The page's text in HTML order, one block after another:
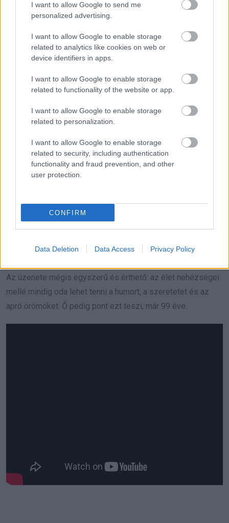
I want to allow Google to send me
personalized advertising.
I want to allow Google to enable storage
related to analytics like cookies on web or
device identifiers in apps.
I want to allow Google to enable storage
related to functionality of the website or app.
I want to allow Google to enable storage
related to personalization.
I want to allow Google to enable storage
related to security, including authentication
functionality and fraud prevention, and other
user protection.
CONFIRM
Data Deletion Data Access Privacy Policy
adtam át magam a rossz dolgoknak” – magyarázta.
Felsorolja, mi mindenről van szó: kudarcokról, vereségekről,
és lelki fájdalmairól.
Az üzenete mégis egyszerű és érthető: az élet nehézségei
mellé mindig oda lehet tenni a humort, a szeretetet és az
apró örömöket. Ő pedig pont ezt teszi, már 99 éve.